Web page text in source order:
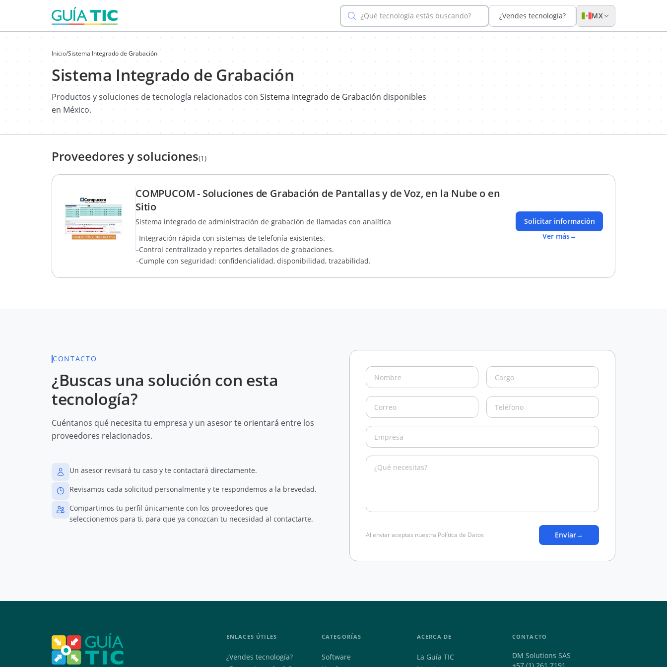
¿Qué tecnología estás buscando? ¿Vendes tecnología? MX
Inicio/Sistema Integrado de Grabación
Sistema Integrado de Grabación
Productos y soluciones de tecnología relacionados con Sistema Integrado de Grabación disponibles
en México.
Proveedores y soluciones(1)
COMPUCOM - Soluciones de Grabación de Pantallas y de Voz, en la Nube o en
Sitio
Sistema integrado de administración de grabación de llamadas con analítica
–Integración rápida con sistemas de telefonía existentes.
–Control centralizado y reportes detallados de grabaciones.
–Cumple con seguridad: confidencialidad, disponibilidad, trazabilidad.
Solicitar información
Ver más→
CONTACTO
¿Buscas una solución con esta
tecnología?
Cuéntanos qué necesita tu empresa y un asesor te orientará entre los
proveedores relacionados.
Un asesor revisará tu caso y te contactará directamente.
Revisamos cada solicitud personalmente y te respondemos a la brevedad.
Compartimos tu perfil únicamente con los proveedores que
seleccionemos para ti, para que ya conozcan tu necesidad al contactarte.
Al enviar aceptas nuestra Política de Datos Enviar→
ENLACES ÚTILES
¿Vendes tecnología?
CATEGORÍAS
Software
ACERCA DE
La Guía TIC
CONTACTO
DM Solutions SAS